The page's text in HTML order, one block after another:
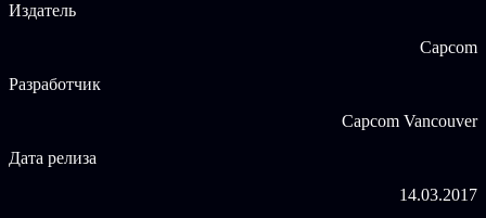
Издатель
Capcom
Разработчик
Capcom Vancouver
Дата релиза
14.03.2017